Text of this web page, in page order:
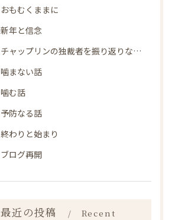
おもむくままに
新年と信念
チャップリンの独裁者を振り返りながら
噛まない話
噛む話
予防なる話
終わりと始まり
ブログ再開
最近の投稿
Recent